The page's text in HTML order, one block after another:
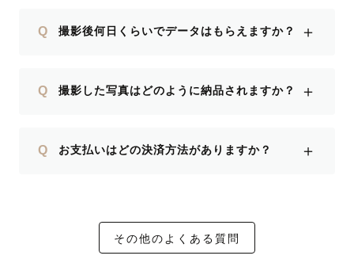
Q 撮影後何日くらいでデータはもらえますか？ ＋
Q 撮影した写真はどのように納品されますか？ ＋
Q お支払いはどの決済方法がありますか？ ＋
その他のよくある質問